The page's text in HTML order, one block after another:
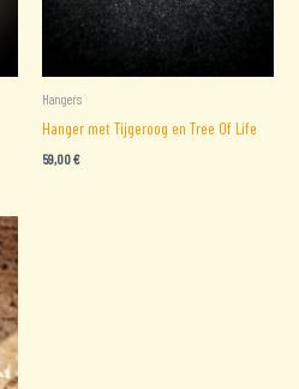
Hangers
Hanger met Tijgeroog en Tree Of Life
59,00€